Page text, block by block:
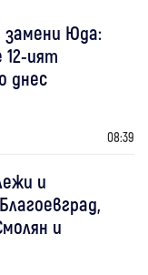
Юда:
ият
днес
08:39
и
и